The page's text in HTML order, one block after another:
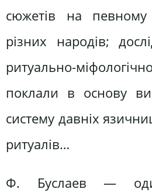
сюжетів на певному
різних народів;
ритуально-
поклали в основу
систему давніх
ритуалів…
Ф. Буслаев —